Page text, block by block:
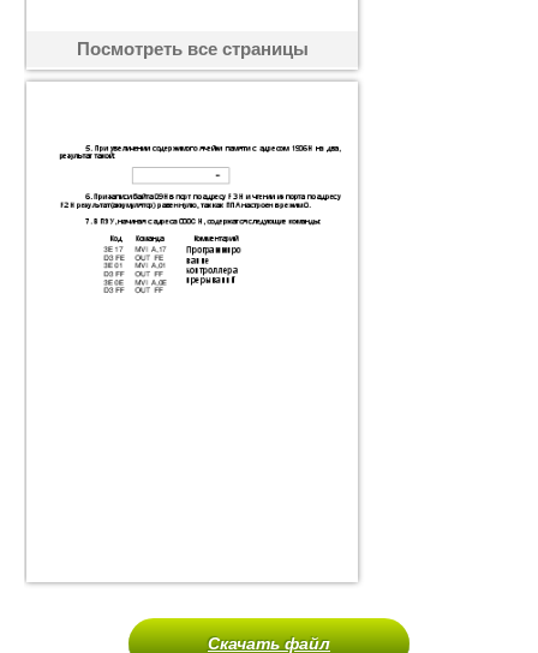
Посмотреть все страницы
Скачать файл